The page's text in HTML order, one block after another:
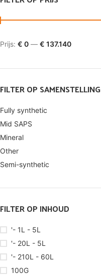
Prijs: € 0 — € 137.140
FILTER OP SAMENSTELLING
Fully synthetic
Mid SAPS
Mineral
Other
Semi-synthetic
FILTER OP INHOUD
'- 1L - 5L
'- 20L - 5L
'- 210L - 60L
100G